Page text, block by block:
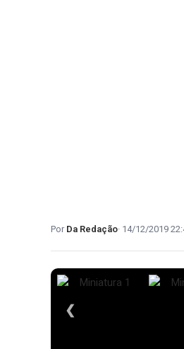
Da Redação 14/12/2019
❮